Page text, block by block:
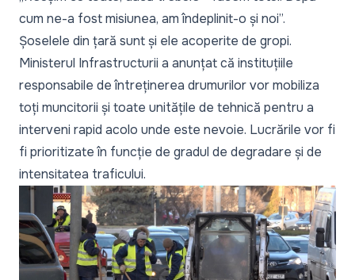
cum ne-a fost misiunea, am îndeplinit-o și noi”.
Șoselele din țară sunt și ele acoperite de gropi.
Ministerul Infrastructurii a anunțat că instituțiile
responsabile de întreținerea drumurilor vor mobiliza
toți muncitorii și toate unitățile de tehnică pentru a
interveni rapid acolo unde este nevoie. Lucrările vor fi
fi prioritizate în funcție de gradul de degradare și de
intensitatea traficului.